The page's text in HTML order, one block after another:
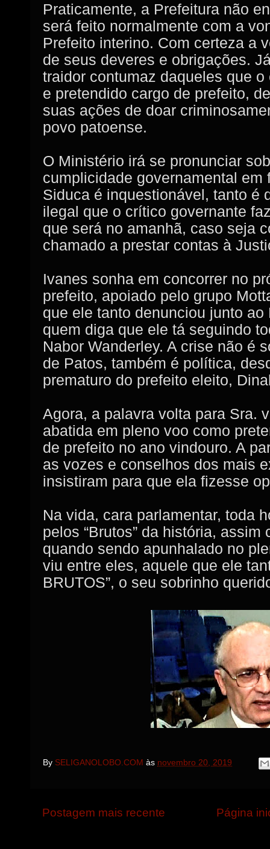
Praticamente, a Prefeitura não
será feito normalmente com a
Prefeito interino. Com certeza a
de seus deveres e obrigações.
traidor contumaz daqueles que
e pretendido cargo de prefeito,
suas ações de doar
povo patoense.
O Ministério irá se pronunciar
cumplicidade governamental em
Siduca é inquestionável, tanto é
ilegal que o crítico governante
que será no amanhã, caso seja
chamado a prestar contas à
Ivanes sonha em concorrer no
prefeito, apoiado pelo grupo
que ele tanto denunciou junto
quem diga que ele tá seguindo
Nabor Wanderley. A crise não é
de Patos, também é política,
prematuro do prefeito eleito,
Agora, a palavra volta para Sra.
abatida em pleno voo como
de prefeito no ano vindouro. A
as vozes e conselhos dos mais
insistiram para que ela fizesse
Na vida, cara parlamentar, toda
pelos “Brutos” da história, assim
quando sendo apunhalado no
viu entre eles, aquele que ele
BRUTOS”, o seu sobrinho
By SELIGANOLOBO.COM às novembro 20, 2019
Postagem mais recente Página